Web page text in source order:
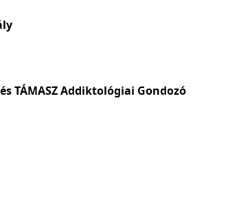
TÁMASZ Addiktológiai Gondozó